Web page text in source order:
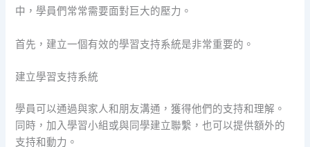
中，學員們常常需要面對巨大的壓力。
首先，建立一個有效的學習支持系統是非常重要的。
建立學習支持系統
學員可以通過與家人和朋友溝通，獲得他們的支持和理解。
同時，加入學習小組或與同學建立聯繫，也可以提供額外的
支持和動力。